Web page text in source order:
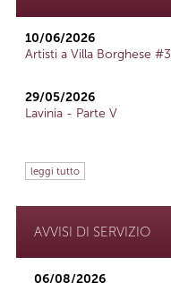
10/06/2026
Artisti a Villa Borghese #3
29/05/2026
Lavinia - Parte V
leggi tutto
AVVISI DI SERVIZIO
06/08/2026